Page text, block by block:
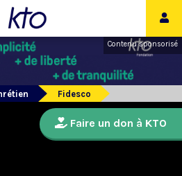
Contenu sponsorisé
Fidesco
Faire un don à KTO